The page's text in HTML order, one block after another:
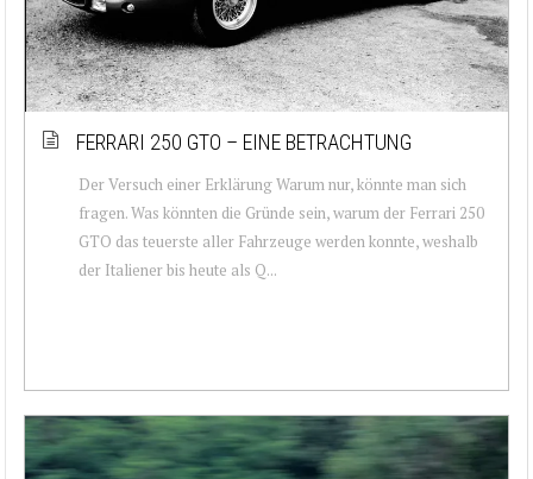
FERRARI 250 GTO – EINE BETRACHTUNG
Der Versuch einer Erklärung Warum nur, könnte man sich
fragen. Was könnten die Gründe sein, warum der Ferrari 250
GTO das teuerste aller Fahrzeuge werden konnte, weshalb
der Italiener bis heute als Q...